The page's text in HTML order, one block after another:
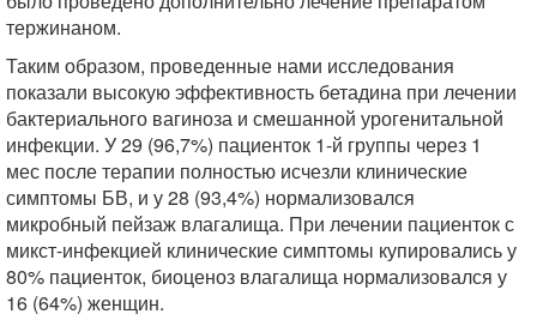
тержинаном.
Таким образом, проведенные нами исследования
показали высокую эффективность бетадина при лечении
бактериального вагиноза и смешанной урогенитальной
инфекции. У 29 (96,7%) пациенток 1-й группы через 1
мес после терапии полностью исчезли клинические
симптомы БВ, и у 28 (93,4%) нормализовался
микробный пейзаж влагалища. При лечении пациенток с
микст-инфекцией клинические симптомы купировались у
80% пациенток, биоценоз влагалища нормализовался у
16 (64%) женщин.